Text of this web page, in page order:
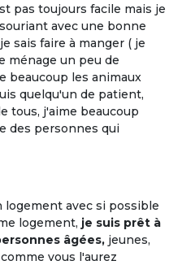
pas toujours facile mais je
avec une bonne
sais faire à manger ( je
ménage un peu de
beaucoup les animaux
quelqu'un de patient,
tous, j'aime beaucoup
des personnes qui
logement avec si possible
logement, je suis prêt à
âgées, jeunes,
vous l'aurez